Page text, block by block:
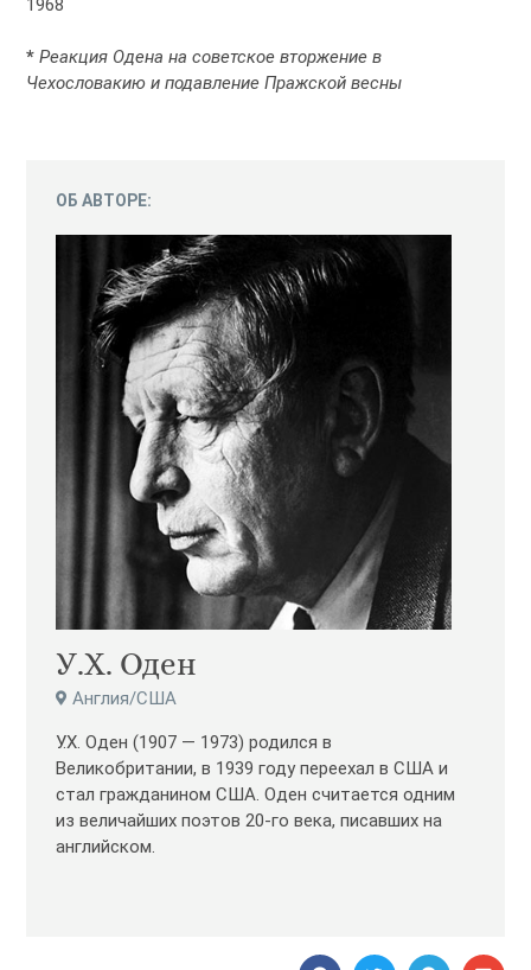
1968
* Реакция Одена на советское вторжение в
Чехословакию и подавление Пражской весны
ОБ АВТОРЕ:
У.Х. Одeн
Англия/США
У.Х. Оден (1907 — 1973) родился в
Великобритании, в 1939 году переехал в США и
стал гражданином США. Оден считается одним
из величайших поэтов 20-го века, писавших на
английском.